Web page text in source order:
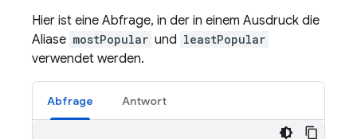
Hier ist eine Abfrage, in der in einem Ausdruck die
Aliase mostPopular und leastPopular
verwendet werden.
Abfrage Antwort